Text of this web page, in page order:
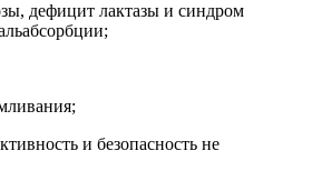
дефицит лактазы и синдром
и безопасность не